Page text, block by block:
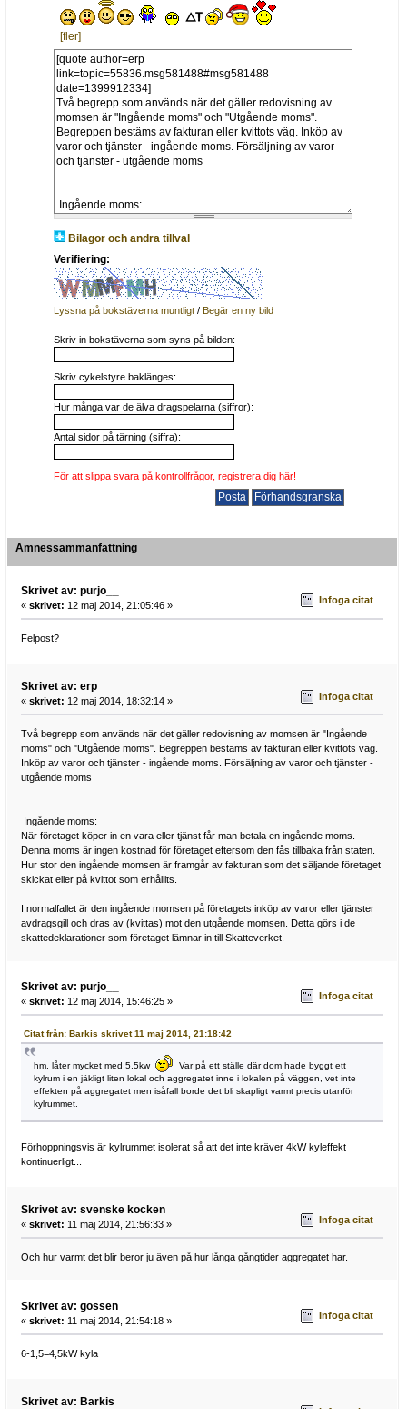
[fler]
Bilagor och andra tillval
Verifiering:
Lyssna på bokstäverna muntligt /Begär en ny bild
Skriv in bokstäverna som syns på bilden:
Skriv cykelstyre baklänges:
Hur många var de älva dragspelarna (siffror):
Antal sidor på tärning (siffra):
För att slippa svara på kontrollfrågor,registrera dig här!
Ämnessammanfattning
Skrivet av: purjo__
« skrivet: 12 maj 2014, 21:05:46 » Infoga citat
Felpost?
Skrivet av: erp
« skrivet: 12 maj 2014, 18:32:14 » Infoga citat
Två begrepp som används när det gäller redovisning av momsen är "Ingående
moms" och "Utgående moms". Begreppen bestäms av fakturan eller kvittots väg.
Inköp av varor och tjänster - ingående moms. Försäljning av varor och tjänster -
utgående moms
Ingående moms:
När företaget köper in en vara eller tjänst får man betala en ingående moms.
Denna moms är ingen kostnad för företaget eftersom den fås tillbaka från staten.
Hur stor den ingående momsen är framgår av fakturan som det säljande företaget
skickat eller på kvittot som erhållits.
I normalfallet är den ingående momsen på företagets inköp av varor eller tjänster
avdragsgill och dras av (kvittas) mot den utgående momsen. Detta görs i de
skattedeklarationer som företaget lämnar in till Skatteverket.
Skrivet av: purjo__
« skrivet: 12 maj 2014, 15:46:25 » Infoga citat
Citat från: Barkis skrivet 11 maj 2014, 21:18:42
hm, låter mycket med 5,5kw
Var på ett ställe där dom hade byggt ett
kylrum i en jäkligt liten lokal och aggregatet inne i lokalen på väggen, vet inte
effekten på aggregatet men isåfall borde det bli skapligt varmt precis utanför
kylrummet.
Förhoppningsvis är kylrummet isolerat så att det inte kräver 4kW kyleffekt
kontinuerligt...
Skrivet av: svenske kocken
« skrivet: 11 maj 2014, 21:56:33 » Infoga citat
Och hur varmt det blir beror ju även på hur långa gångtider aggregatet har.
Skrivet av: gossen
« skrivet: 11 maj 2014, 21:54:18 » Infoga citat
6-1,5=4,5kW kyla
Skrivet av: Barkis